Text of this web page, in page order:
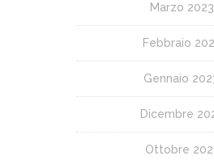
Marzo 2023
Febbraio
Gennaio
Dicembre
Ottobre